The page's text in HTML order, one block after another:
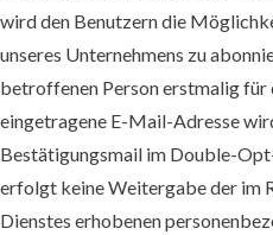
wird den Benutzern die
unseres Unternehmens zu
betroffenen Person erstmalig
eingetragene E-Mail-Adresse
Bestätigungsmail im Double-
erfolgt keine Weitergabe der im
Dienstes erhobenen